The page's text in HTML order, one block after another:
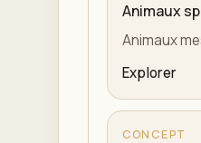
Animaux
Animaux
Explorer
CONCEPT